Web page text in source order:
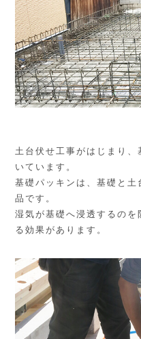
土台伏せ工事がはじまり
いています。
基礎パッキンは、基礎と
品です。
湿気が基礎へ浸透するの
る効果があります。